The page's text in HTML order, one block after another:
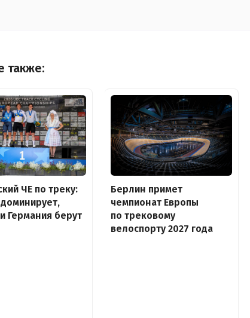
также:
ЧЕ по треку:
Германия берут
Берлин примет
чемпионат Европы
по трековому
велоспорту 2027 года